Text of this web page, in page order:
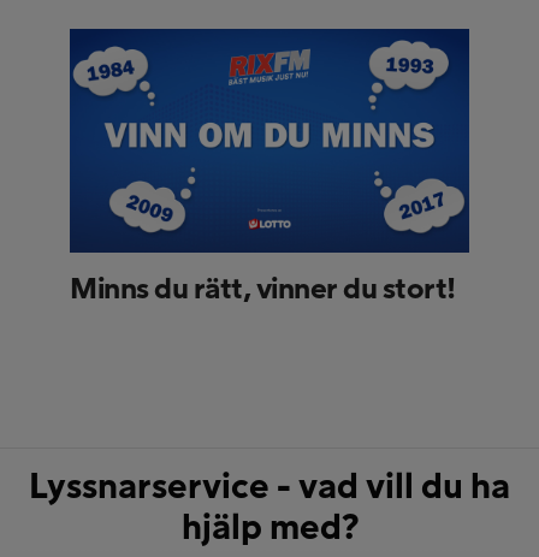
Minns du rätt, vinner du stort!
Lyssnarservice - vad vill du ha
hjälp med?